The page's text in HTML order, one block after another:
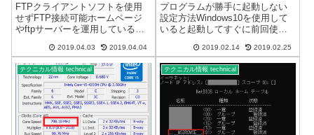
FTPクライアントソフトを使用
せずFTP接続可能ホームページ
やftpサーバーを運用している方
と思います。FTP（File Transfer
Protocol）の略です。一般的に
は、FTPクライアントソフトを
利用...
2019.04.03 2019.04.04
プログラムが勝手に起動しない
設定方法Windows10を使用して
いると起動してすぐに前回使用
ウザなど勝手に起動する場合が
あります。多いときは毎回の起
動時にWEBブラウザが勝手に起
動します。閉じるのも面倒なの
で、...
2019.02.14 2019.02.25
テクニカル情報 technical テクニカル情報 technical